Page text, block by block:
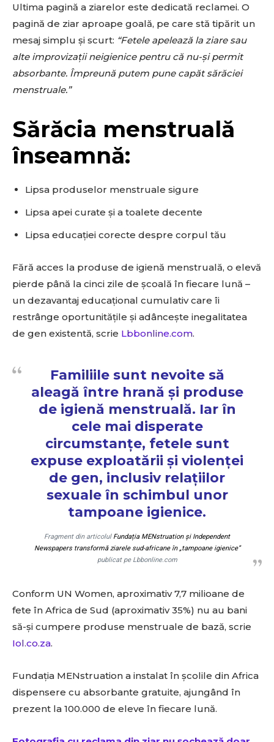
Ultima pagină a ziarelor este dedicată reclamei. O
pagină de ziar aproape goală, pe care stă tipărit un
mesaj simplu și scurt: “Fetele apelează la ziare sau
alte improvizații neigienice pentru că nu-și permit
absorbante. Împreună putem pune capăt sărăciei
menstruale.”
Sărăcia menstruală
înseamnă:
Lipsa produselor menstruale sigure
Lipsa apei curate și a toalete decente
Lipsa educației corecte despre corpul tău
Fără acces la produse de igienă menstruală, o elevă
pierde până la cinci zile de școală în fiecare lună –
un dezavantaj educațional cumulativ care îi
restrânge oportunitățile și adâncește inegalitatea
de gen existentă, scrie Lbbonline.com.
Familiile sunt nevoite să
aleagă între hrană și produse
de igienă menstruală. Iar în
cele mai disperate
circumstanțe, fetele sunt
expuse exploatării și violenței
de gen, inclusiv relațiilor
sexuale în schimbul unor
tampoane igienice.
Fragment din articolul Fundația MENstruation și Independent
Newspapers transformă ziarele sud-africane în „tampoane igienice”
publicat pe Lbbonline.com
Conform UN Women, aproximativ 7,7 milioane de
fete în Africa de Sud (aproximativ 35%) nu au bani
să-și cumpere produse menstruale de bază, scrie
Iol.co.za.
Fundația MENstruation a instalat în școlile din Africa
dispensere cu absorbante gratuite, ajungând în
prezent la 100.000 de eleve în fiecare lună.